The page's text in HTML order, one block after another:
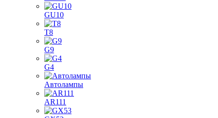
GU10
T8
G9
G4
Автолампы
AR111